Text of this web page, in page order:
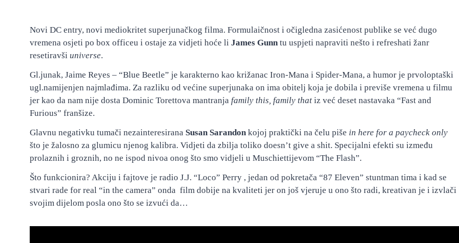
Novi DC entry, novi mediokritet superjunačkog filma. Formulaičnost i očigledna zasićenost publike se već dugo
vremena osjeti po box officeu i ostaje za vidjeti hoće li James Gunntu uspjeti napraviti nešto i refreshati žanr
resetiravši universe.
Gl.junak, Jaime Reyes – “Blue Beetle” je karakterno kao križanac Iron-Mana i Spider-Mana, a humor je prvoloptaški
ugl.namijenjen najmlađima. Za razliku od većine superjunaka on ima obitelj koja je dobila i previše vremena u filmu
jer kao da nam nije dosta Dominic Torettova mantranja family this, family that iz već deset nastavaka “Fast and
Furious” franšize.
Glavnu negativku tumači nezainteresirana Susan Sarandonkojoj praktički na čelu piše in here for a paycheck only
što je žalosno za glumicu njenog kalibra. Vidjeti da zbilja toliko doesn’t give a shit. Specijalni efekti su između
prolaznih i groznih, no ne ispod nivoa onog što smo vidjeli u Muschiettijevom “The Flash”.
Što funkcionira? Akciju i fajtove je radio J.J. “Loco” Perry , jedan od pokretača “87 Eleven” stuntman tima i kad se
stvari rade for real “in the camera” onda film dobije na kvaliteti jer on još vjeruje u ono što radi, kreativan je i izvlači
svojim dijelom posla ono što se izvući da…